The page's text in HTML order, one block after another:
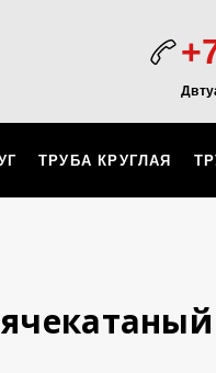
ТРУБА КРУГЛАЯ